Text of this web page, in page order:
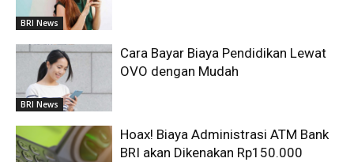
BRI News
BRI News
Cara Bayar Biaya Pendidikan Lewat
OVO dengan Mudah
Hoax! Biaya Administrasi ATM Bank
BRI akan Dikenakan Rp150.000